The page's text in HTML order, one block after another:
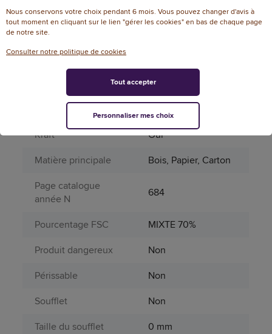
Couleur (sauvegarde
PRO185)
blanc
Format de fenêtre
pochette de
protection
350 x 470 mm
Kraft
Oui
Matière principale
Bois, Papier, Carton
Page catalogue
année N
684
Pourcentage FSC
MIXTE 70%
Produit dangereux
Non
Périssable
Non
Soufflet
Non
Taille du soufflet
0 mm
Nous conservons votre choix pendant 6 mois. Vous pouvez changer d'avis à
tout moment en cliquant sur le lien "gérer les cookies" en bas de chaque page
de notre site.
Consulter notre politique de cookies
Personnaliser mes choix
Tout accepter